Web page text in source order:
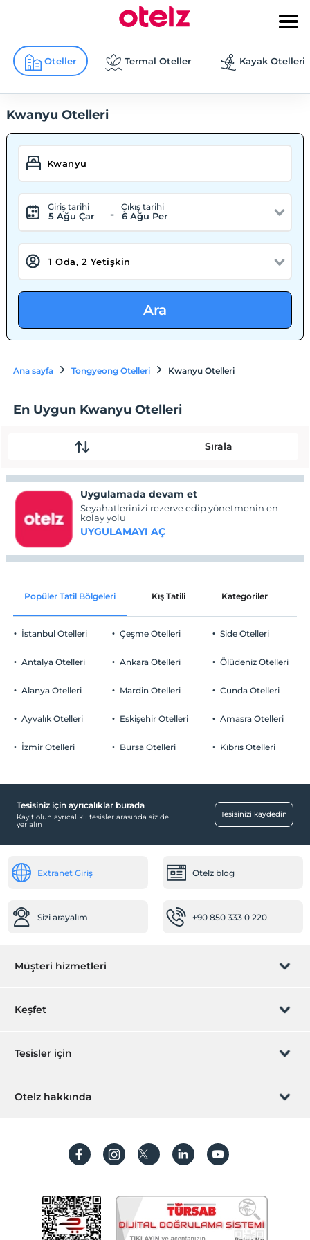
Oteller Termal Oteller Kayak Otelleri
Kwanyu Otelleri
Giriş tarihi
5 Ağu Çar -
Çıkış tarihi
6 Ağu Per
Ara
Ana sayfa Tongyeong Otelleri Kwanyu Otelleri
En Uygun Kwanyu Otelleri
Sırala
Uygulamada devam et
Seyahatlerinizi rezerve edip yönetmenin en
kolay yolu
UYGULAMAYI AÇ
Popüler Tatil Bölgeleri Kış Tatili Kategoriler
İstanbul Otelleri
Antalya Otelleri
Alanya Otelleri
Ayvalık Otelleri
İzmir Otelleri
Çeşme Otelleri
Ankara Otelleri
Mardin Otelleri
Eskişehir Otelleri
Bursa Otelleri
Side Otelleri
Ölüdeniz Otelleri
Cunda Otelleri
Amasra Otelleri
Kıbrıs Otelleri
Tesisiniz için ayrıcalıklar burada
Kayıt olun ayrıcalıklı tesisler arasında siz de
yer alın
Tesisinizi kaydedin
Extranet Giriş Otelz blog
Sizi arayalım +90 850 333 0 220
Müşteri hizmetleri
Rezervasyon yönet
Sıkça sorulan sorular
İşlem rehberi
Keşfet
Hediye Kart
Hesap oluştur
Tesisler için
Hemen tesisinizi ekleyin
Otelz hakkında
Koşullar ve şartlar